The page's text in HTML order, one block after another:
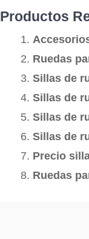
Productos
Ruedas
Sillas de
Sillas de
Sillas de
Sillas de
Precio
Ruedas